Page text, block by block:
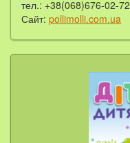
тел.: +38(068)676-02-72
Сайт: pollimolli.com.ua